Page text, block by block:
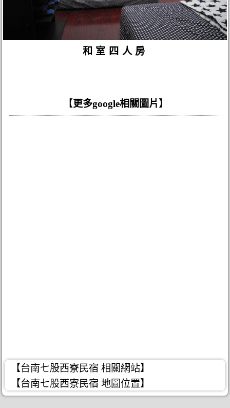
和室四人房
【更多google相關圖片 】
【台南七股西寮民宿 相關網站】
【台南七股西寮民宿 地圖位置】